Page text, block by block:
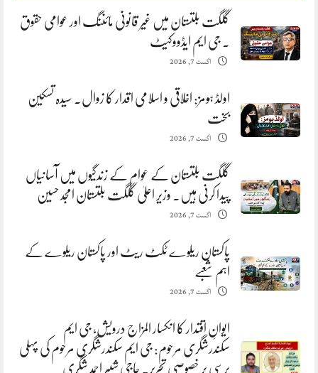
گلگت بلتستان میں غیر قانونی مائننگ اور عوامی حقوق
. جی ایم ایڈووکیٹ
اگست 7, 2026
اولڈ ہومز: اخلاقی و اسلامی اقدار کا زوال. سیدہ تسکین
بخت
اگست 7, 2026
گلگت بلتستان کے عوام کے زندگیوں میں آسانیاں
پیدا کرنی ہیں. وزیر اعلیٰ گلگت بلتستان امجد حسین
اگست 7, 2026
پاکستان ریلوے ٹکٹ ریٹ اور پاکستان ریلوے کے
اہم شعبے
اگست 7, 2026
ایوانِ اقتدار کا انکسار المزاج درویش، جی ایم
سکندرشگری مرحوم: جی ایم سکندرشگری مرحوم کی پہلی
برسی پر خصوصی تحریر. حاجی شبیر احمد شگری